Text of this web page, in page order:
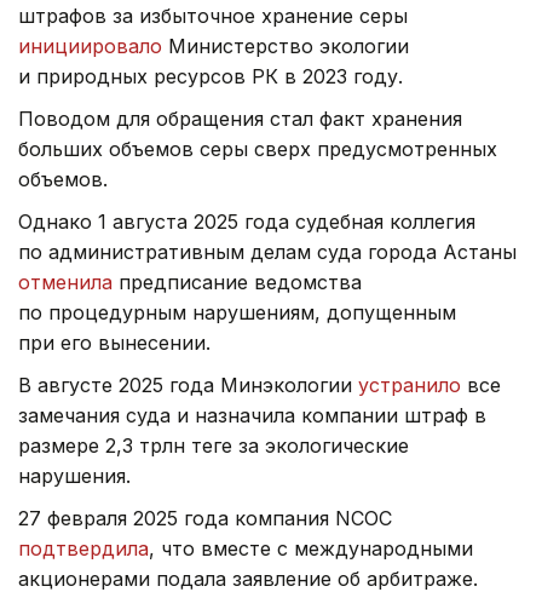
штрафов за избыточное хранение серы
инициировало Министерство экологии
и природных ресурсов РК в 2023 году.
Поводом для обращения стал факт хранения
больших объемов серы сверх предусмотренных
объемов.
Однако 1 августа 2025 года судебная коллегия
по административным делам суда города Астаны
отменила предписание ведомства
по процедурным нарушениям, допущенным
при его вынесении.
В августе 2025 года Минэкологии устранило все
замечания суда и назначила компании штраф в
размере 2,3 трлн теңге за экологические
нарушения.
27 февраля 2025 года компания NCOC
подтвердила, что вместе с международными
акционерами подала заявление об арбитраже.